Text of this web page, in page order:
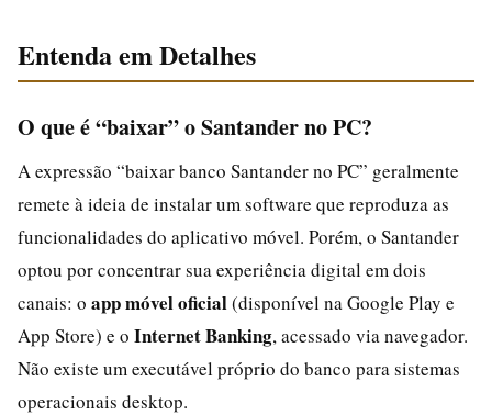
Entenda em Detalhes
O que é “baixar” o Santander no PC?
A expressão “baixar banco Santander no PC” geralmente
remete à ideia de instalar um software que reproduza as
funcionalidades do aplicativo móvel. Porém, o Santander
optou por concentrar sua experiência digital em dois
canais: o app móvel oficial(disponível na Google Play e
App Store) e o Internet Banking, acessado via navegador.
Não existe um executável próprio do banco para sistemas
operacionais desktop.